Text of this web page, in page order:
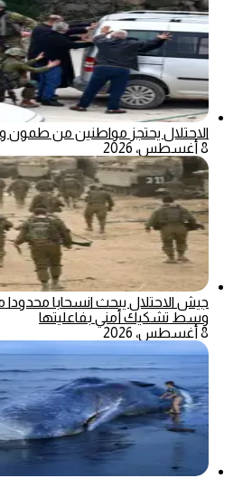
الاحتلال يحتجز مواطنين من طمون
8 أغسطس، 2026
جيش الاحتلال يبحث انسحابا
وسط تشكيك أمني بفاعليتها
8 أغسطس، 2026